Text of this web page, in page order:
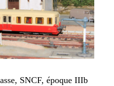
SNCF, époque IIIb